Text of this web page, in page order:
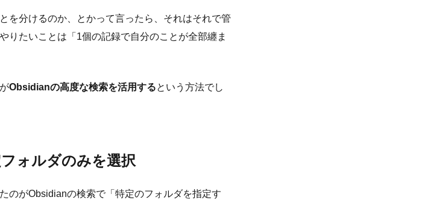
を分けるのか、とかって言ったら、それはそれで管
りたいことは「1個の記録で自分のことが全部纏ま
Obsidianの高度な検索を活用するという方法でし
ォルダのみを選択
のがObsidianの検索で「特定のフォルダを指定す